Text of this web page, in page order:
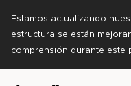
Estamos actualizando
estructura se están
comprensión durante este